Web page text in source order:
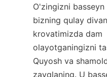
O'zingizni basseyn
bizning qulay
krovatimizda dam
olayotganingizni
Quyosh va
zavqlaning. U